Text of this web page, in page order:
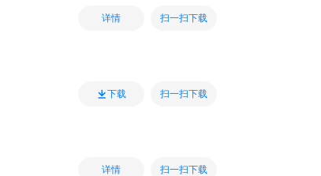
详情 扫一扫下载
下载 扫一扫下载
详情 扫一扫下载